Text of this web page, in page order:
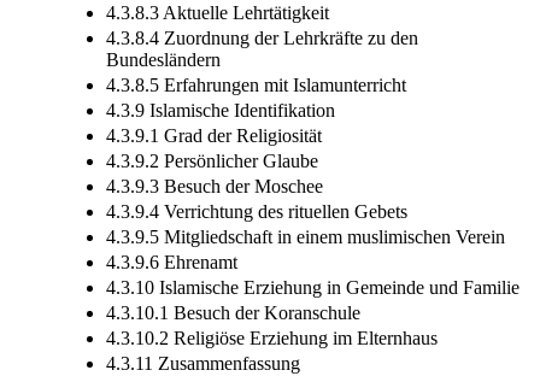
4.3.8.3 Aktuelle Lehrtätigkeit
4.3.8.4 Zuordnung der Lehrkräfte zu den
Bundesländern
4.3.8.5 Erfahrungen mit Islamunterricht
4.3.9 Islamische Identifikation
4.3.9.1 Grad der Religiosität
4.3.9.2 Persönlicher Glaube
4.3.9.3 Besuch der Moschee
4.3.9.4 Verrichtung des rituellen Gebets
4.3.9.5 Mitgliedschaft in einem muslimischen Verein
4.3.9.6 Ehrenamt
4.3.10 Islamische Erziehung in Gemeinde und Familie
4.3.10.1 Besuch der Koranschule
4.3.10.2 Religiöse Erziehung im Elternhaus
4.3.11 Zusammenfassung